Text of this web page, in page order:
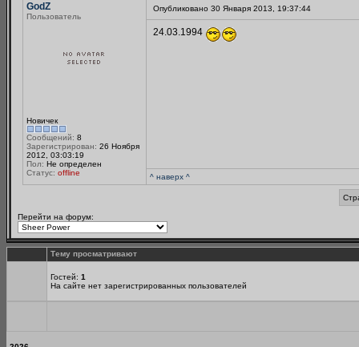
GodZ
Пользователь
Новичек
Сообщений: 8
Зарегистрирован: 26 Ноября
2012, 03:03:19
Пол: Не определен
Статус: offline
Опубликовано 30 Января 2013, 19:37:44
24.03.1994
^ наверх ^
Перейти на форум:
Тему просматривают
Гостей: 1
На сайте нет зарегистрированных пользователей